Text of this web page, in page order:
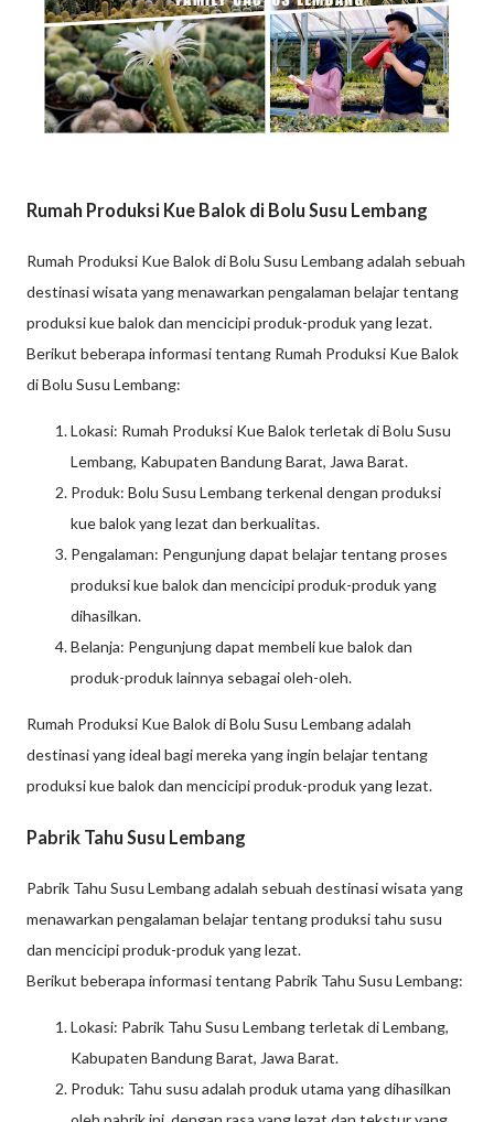
Rumah Produksi Kue Balok di Bolu Susu Lembang
Rumah Produksi Kue Balok di Bolu Susu Lembang adalah sebuah
destinasi wisata yang menawarkan pengalaman belajar tentang
produksi kue balok dan mencicipi produk-produk yang lezat.
Berikut beberapa informasi tentang Rumah Produksi Kue Balok
di Bolu Susu Lembang:
Lokasi: Rumah Produksi Kue Balok terletak di Bolu Susu
Lembang, Kabupaten Bandung Barat, Jawa Barat.
Produk: Bolu Susu Lembang terkenal dengan produksi
kue balok yang lezat dan berkualitas.
Pengalaman: Pengunjung dapat belajar tentang proses
produksi kue balok dan mencicipi produk-produk yang
dihasilkan.
Belanja: Pengunjung dapat membeli kue balok dan
produk-produk lainnya sebagai oleh-oleh.
Rumah Produksi Kue Balok di Bolu Susu Lembang adalah
destinasi yang ideal bagi mereka yang ingin belajar tentang
produksi kue balok dan mencicipi produk-produk yang lezat.
Pabrik Tahu Susu Lembang
Pabrik Tahu Susu Lembang adalah sebuah destinasi wisata yang
menawarkan pengalaman belajar tentang produksi tahu susu
dan mencicipi produk-produk yang lezat.
Berikut beberapa informasi tentang Pabrik Tahu Susu Lembang:
Lokasi: Pabrik Tahu Susu Lembang terletak di Lembang,
Kabupaten Bandung Barat, Jawa Barat.
Produk: Tahu susu adalah produk utama yang dihasilkan